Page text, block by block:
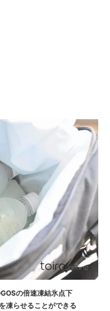
の倍速凍結氷点下
凍らせることができる